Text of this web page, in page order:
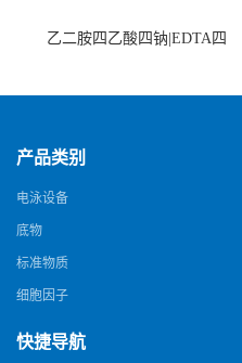
乙二胺四乙酸四钠|EDTA四
产品类别
电泳设备
底物
标准物质
细胞因子
快捷导航